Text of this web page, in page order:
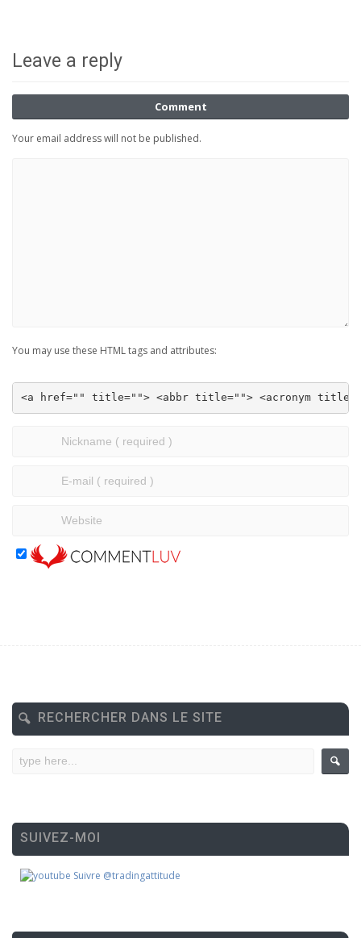
Leave a reply
Comment
Your email address will not be published.
You may use these HTML tags and attributes:
<a href="" title=""> <abbr title=""> <acronym
RECHERCHER DANS LE SITE
SUIVEZ-MOI
Suivre @tradingattitude